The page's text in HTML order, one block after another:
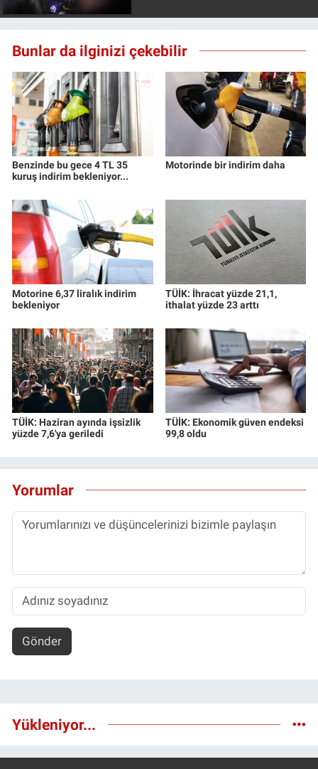
Bunlar da ilginizi çekebilir
Benzinde bu gece 4 TL 35
kuruş indirim bekleniyor...
Motorinde bir indirim daha
Motorine 6,37 liralık indirim
bekleniyor
TÜİK: İhracat yüzde 21,1,
ithalat yüzde 23 arttı
TÜİK: Haziran ayında işsizlik
yüzde 7,6'ya geriledi
TÜİK: Ekonomik güven endeksi
99,8 oldu
Yorumlar
Gönder
Yükleniyor...